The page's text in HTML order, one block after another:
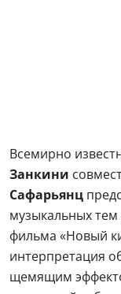
Всемирно
Занкини
Сафарьянц
музыкальных
фильма «Новый
интерпретация
щемящим